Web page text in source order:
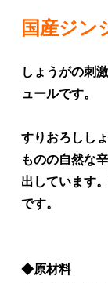
国産ジン
しょうがの刺
ュールです。
すりおろしし
ものの自然な
出しています
です。
◆原材料